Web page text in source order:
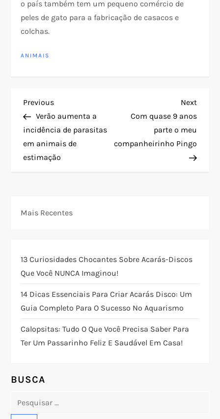
o país também tem um pequeno comércio de
peles de gato para a fabricação de casacos e
colchas.
ANIMAIS
N
a
v
a
ã
o
d
e
o
s
Previous
Post
Previous
Verão aumenta a
incidência de parasitas
em animais de
estimação
Next
Post
Next
Com quase 9 anos
parte o meu
companheirinho Pingo
Mais Recentes
13 Curiosidades Chocantes Sobre Acarás-Discos
Que Você NUNCA Imaginou!
14 Dicas Essenciais Para Criar Acarás Disco: Um
Guia Completo Para O Sucesso No Aquarismo
Calopsitas: Tudo O Que Você Precisa Saber Para
Ter Um Passarinho Feliz E Saudável Em Casa!
BUSCA
Pesquisar